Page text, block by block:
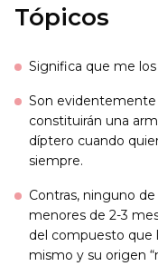
Tópicos
Significa que me
Son
constituirán una
díptero cuando
siempre.
Contras, ninguno
menores de 2-3
del compuesto que
mismo y su origen